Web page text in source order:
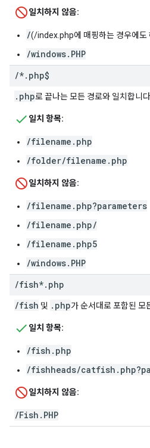
일치하지 않음:
/(/index.php에 매핑하는 경우에도
/windows.PHP
/*. php$
.php로 끝나는 모든 경로와 일치합니다.
일치 항목:
/filename.php
/folder/filename.php
일치하지 않음:
/filename.php?parameters
/filename.php/
/filename.php5
/windows.PHP
/fish*. php
/fish 및 .php가 순서대로 포함된 모
일치 항목:
/fish.php
/fishheads/
일치하지 않음:
/Fish . PHP